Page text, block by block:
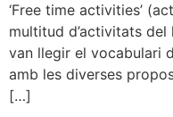
‘Free time activities’
multitud d’activitats
van llegir el vocabulari
amb les diverses
[…]